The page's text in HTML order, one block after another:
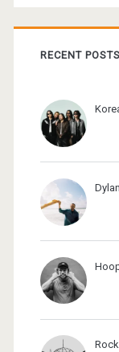
RECENT POSTS